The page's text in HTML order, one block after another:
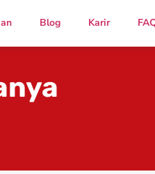
Blog Karir